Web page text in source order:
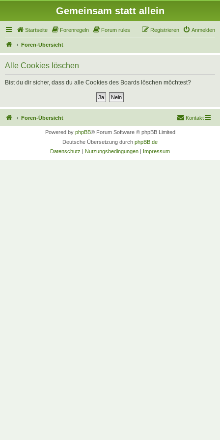
Gemeinsam statt allein
Startseite Forenregeln Forum rules Anmelden
Registrieren
Foren-Übersicht
Alle Cookies löschen
Bist du dir sicher, dass du alle Cookies des Boards löschen möchtest?
Foren-Übersicht Kontakt
Powered by phpBB® Forum Software © phpBB Limited
Deutsche Übersetzung durch phpBB.de
Datenschutz | Nutzungsbedingungen | Impressum